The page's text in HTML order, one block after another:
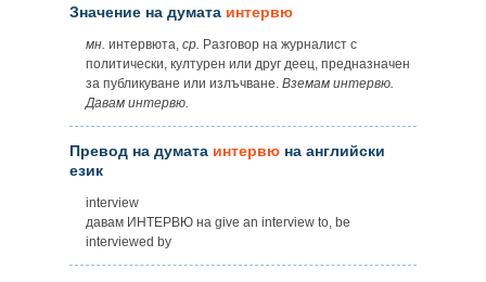
Значение на думата интервю
мн. интервюта, ср. Разговор на журналист с
политически, културен или друг деец, предназначен
за публикуване или излъчване. Вземам интервю.
Давам интервю.
Превод на думата интервю на английски
език
interview
давам ИНТЕРВЮ на give an interview to, be
interviewed by